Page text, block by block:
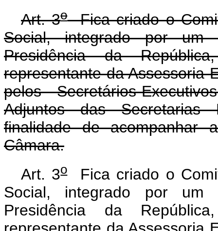
Art. 3oFica criado o
Social, integrado por um
Presidência da
representante da Assessoria
pelos Secretários-
Adjuntos das Secretarias
finalidade de acompanhar
Câmara.
Art. 3oFica criado o
Social, integrado por um
Presidência da